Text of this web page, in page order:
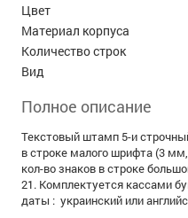
Цвет
Материал корпуса
Количество строк
Вид
Полное описание
Текстовый штамп 5-и
в строке малого шрифта (3
кол-во знаков в строке
21. Комплектуется кассами
даты : украинский или